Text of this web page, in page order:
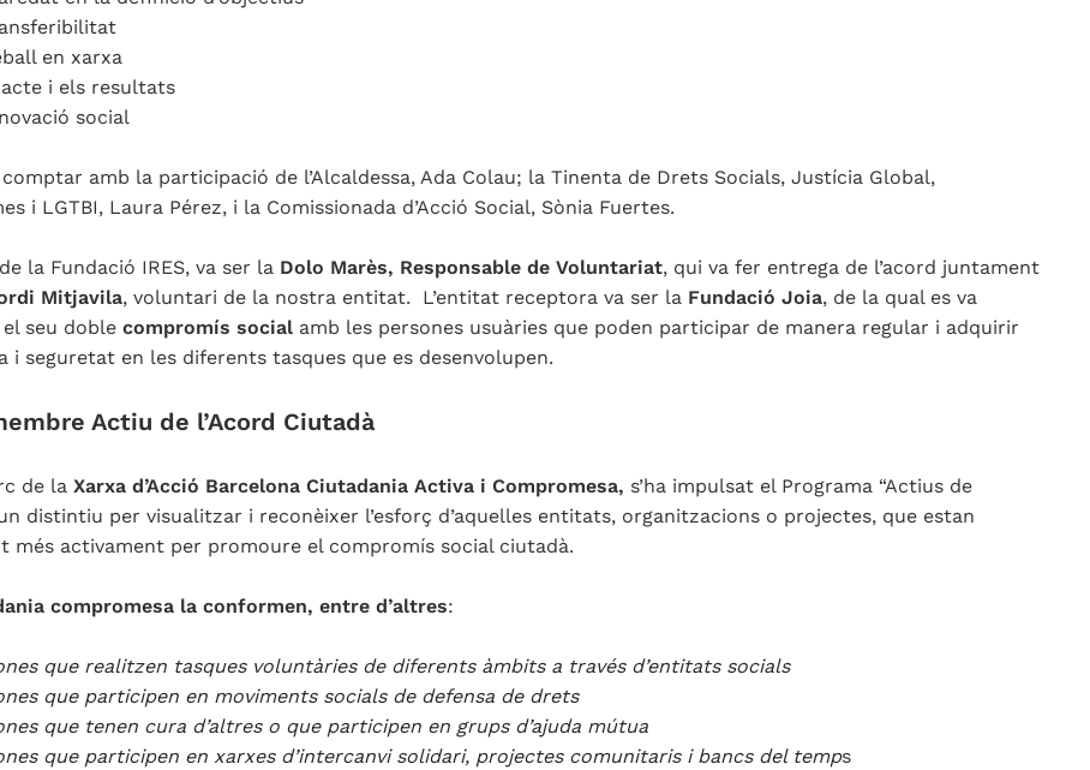
en xarxa
i els resultats
social
comptar amb la participació de l’Alcaldessa, Ada Colau; la Tinenta de Drets Socials, Justícia Global,
i LGTBI, Laura Pérez, i la Comissionada d’Acció Social, Sònia Fuertes.
la Fundació IRES, va ser la Dolo Marès, Responsable de Voluntariat, qui va fer entrega de l’acord juntament
Mitjavila, voluntari de la nostra entitat. L’entitat receptora va ser la Fundació Joia, de la qual es va
seu doble compromís social amb les persones usuàries que poden participar de manera regular i adquirir
i seguretat en les diferents tasques que es desenvolupen.
Actiu de l’Acord Ciutadà
de la Xarxa d’Acció Barcelona Ciutadania Activa i Compromesa, s’ha impulsat el Programa “Actius de
un distintiu per visualitzar i reconèixer l’esforç d’aquelles entitats, organitzacions o projectes, que estan
més activament per promoure el compromís social ciutadà.
compromesa la conformen, entre d’altres:
que realitzen tasques voluntàries de diferents àmbits a través d’entitats socials
que participen en moviments socials de defensa de drets
que tenen cura d’altres o que participen en grups d’ajuda mútua
que participen en xarxes d’intercanvi solidari, projectes comunitaris i bancs del temps